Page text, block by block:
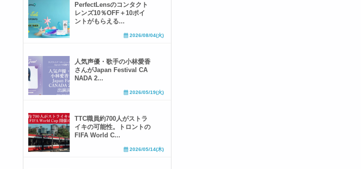
PerfectLensのコンタクト
レンズ10％OFF＋10ポイ
ントがもらえる...
2026/08/04(火)
人気声優・歌手の小林愛香
さんがJapan Festival CA
NADA 2...
2026/05/19(火)
TTC職員約700人がストラ
イキの可能性。トロントの
FIFA World C...
2026/05/14(木)